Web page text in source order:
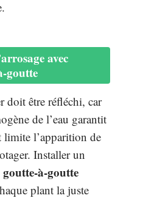
avec
goutte
doit être réfléchi, car
de l’eau garantit
limite l’apparition de
Installer un
à-goutte
plant la juste